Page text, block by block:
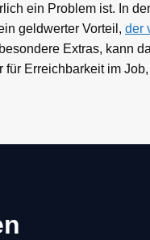
ein Problem ist. In
geldwerter Vorteil, der
Extras, kann
Erreichbarkeit im